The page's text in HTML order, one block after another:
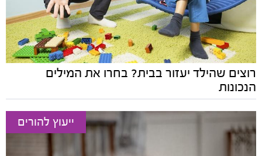
רוצים שהילד יעזור בבית? בחרו את המילים
הנכונות
ייעוץ להורים